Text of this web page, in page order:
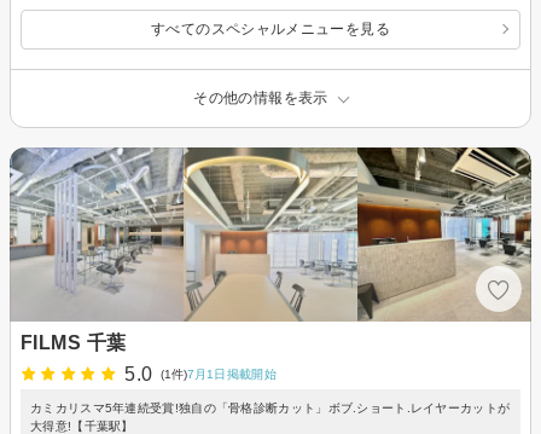
すべてのスペシャルメニューを見る
その他の情報を表示
FILMS 千葉
5.0
(1件)7月1日掲載開始
カミカリスマ5年連続受賞!独自の「骨格診断カット」ボブ.ショート.レイヤーカットが
大得意!【千葉駅】